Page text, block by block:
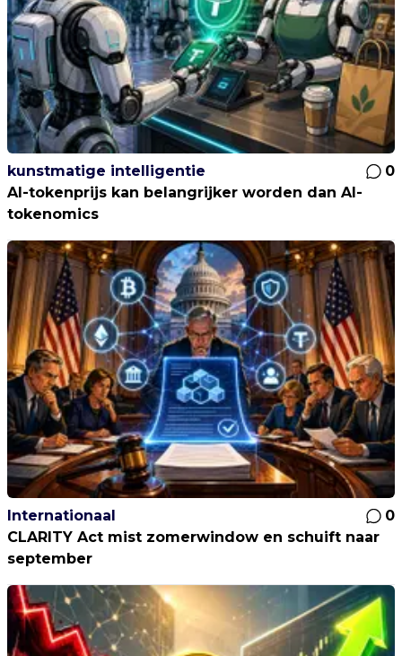
kunstmatige intelligentie
0
AI-tokenprijs kan belangrijker worden dan AI-
tokenomics
Internationaal
0
CLARITY Act mist zomerwindow en schuift naar
september